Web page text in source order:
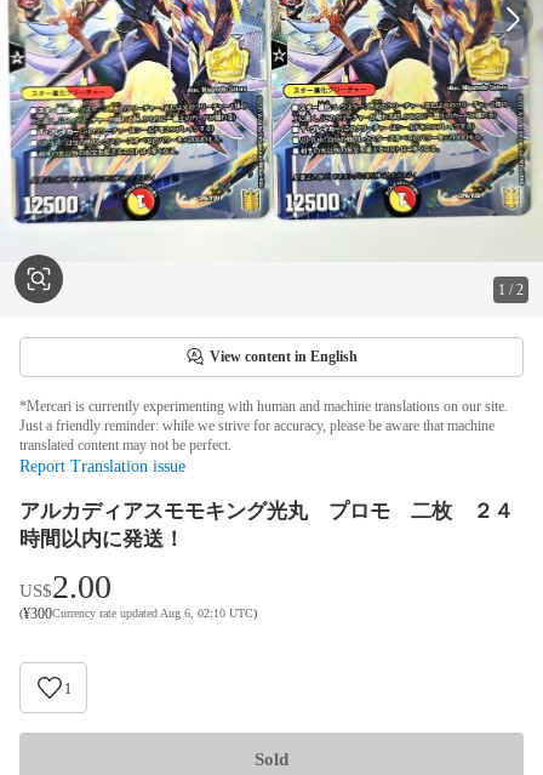
1 /2
View content in English
*Mercari is currently experimenting with human and machine translations on our site.
Just a friendly reminder: while we strive for accuracy, please be aware that machine
translated content may not be perfect.
Report Translation issue
アルカディアスモモキング光丸 プロモ 二枚 ２４
時間以内に発送！
US$2.00
(¥300Currency rate updated Aug 6, 02:10 UTC)
1
Sold